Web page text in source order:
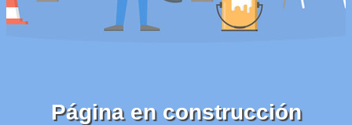
Página en construcción